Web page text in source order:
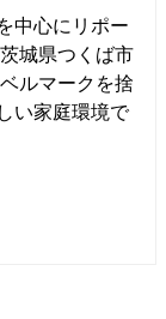
中心にリポー
城県つくば市
ルマークを捨
い家庭環境で